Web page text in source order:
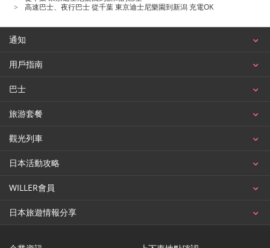
高速巴士、夜行巴士 從千葉 東京迪士尼樂園到新潟 充電OK
通知
用戶指南
巴士
旅游套餐
觀光列車
日本活動攻略
WILLER會員
日本旅遊情報分享